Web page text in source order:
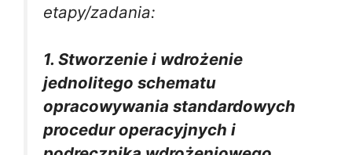
etapy/zadania:
1. Stworzenie i wdrożenie
jednolitego schematu
opracowywania standardowych
procedur operacyjnych i